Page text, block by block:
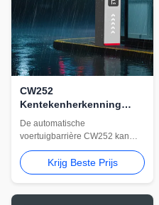
CW252
Kentekenherkenning
Parkeerslagboomsysteem
De automatische
voertuigbarrière CW252 kan
worden geïntegreerd met
kentekenherkenning,
parkeerbeheer en RFID-
Krijg Beste Prijs